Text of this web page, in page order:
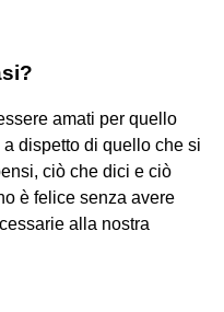
amati per quello
dispetto di quello che si
ciò che dici e ciò
è felice senza avere
alla nostra